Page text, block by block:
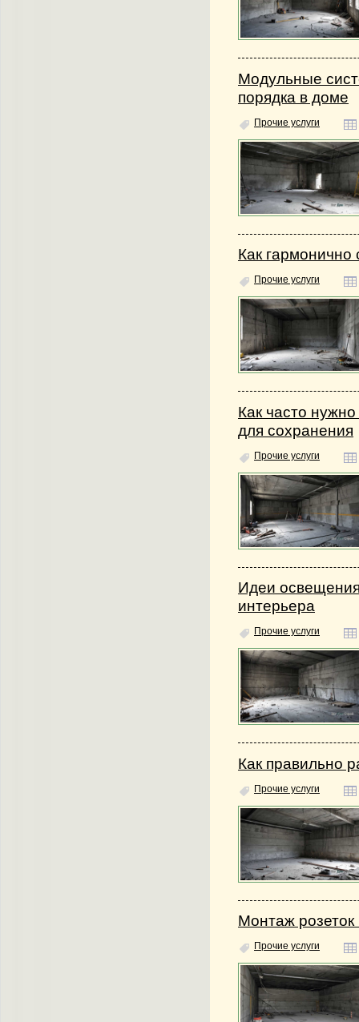
Модульные
порядка в доме
Прочие услуги
Как гармонично
Прочие услуги
Как часто
для сохранения
Прочие услуги
Идеи
интерьера
Прочие услуги
Как правильно
Прочие услуги
Монтаж
Прочие услуги